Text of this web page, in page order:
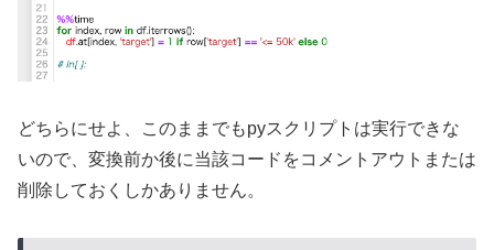
どちらにせよ、このままでもpyスクリプトは実行できな
いので、変換前か後に当該コードをコメントアウトまたは
削除しておくしかありません。